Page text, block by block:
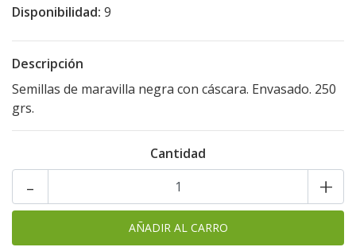
Disponibilidad: 9
Descripción
Semillas de maravilla negra con cáscara. Envasado. 250
grs.
Cantidad
+
-